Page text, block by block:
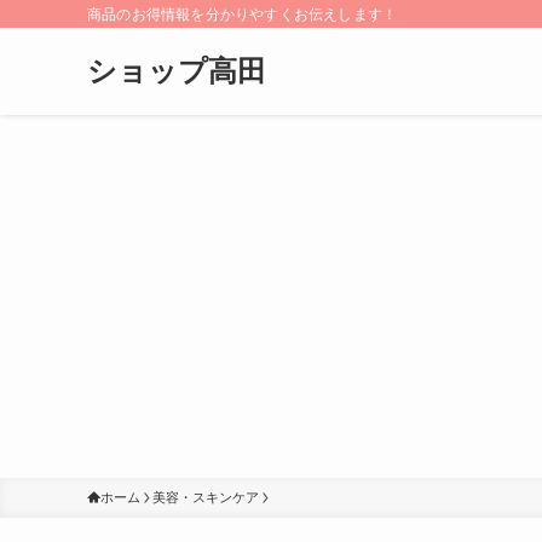
商品のお得情報を分かりやすくお伝えします！
ショップ高田
ホーム 美容・スキンケア